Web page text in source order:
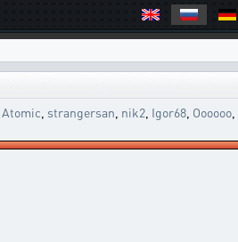
Atomic strangersan nik2 Igor68 Oooooo